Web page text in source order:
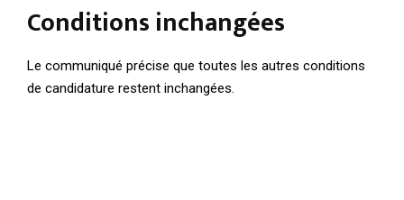
Conditions inchangées
Le communiqué précise que toutes les autres conditions
de candidature restent inchangées.